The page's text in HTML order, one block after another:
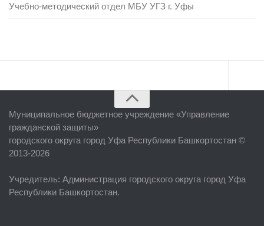
Учебно-методический отдел МБУ УГЗ г. Уфы
Об учреждении
Руководство
Районные УГЗ
Муниципальное бюджетное учреждение «Управление
гражданской защиты»
городского округа город Уфа Республики Башкортостан ©
2013-2026
Учредитель: Администрация городского округа город Уфа
Республики Башкортостан.